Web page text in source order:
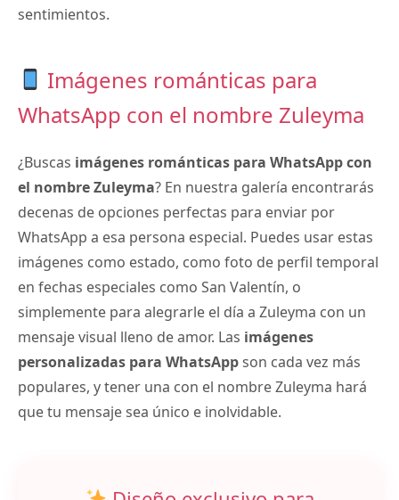
sentimientos.
Imágenes románticas para
WhatsApp con el nombre Zuleyma
¿Buscas imágenes románticas para WhatsApp con
el nombre Zuleyma? En nuestra galería encontrarás
decenas de opciones perfectas para enviar por
WhatsApp a esa persona especial. Puedes usar estas
imágenes como estado, como foto de perfil temporal
en fechas especiales como San Valentín, o
simplemente para alegrarle el día a Zuleyma con un
mensaje visual lleno de amor. Las imágenes
personalizadas para WhatsAppson cada vez más
populares, y tener una con el nombre Zuleyma hará
que tu mensaje sea único e inolvidable.